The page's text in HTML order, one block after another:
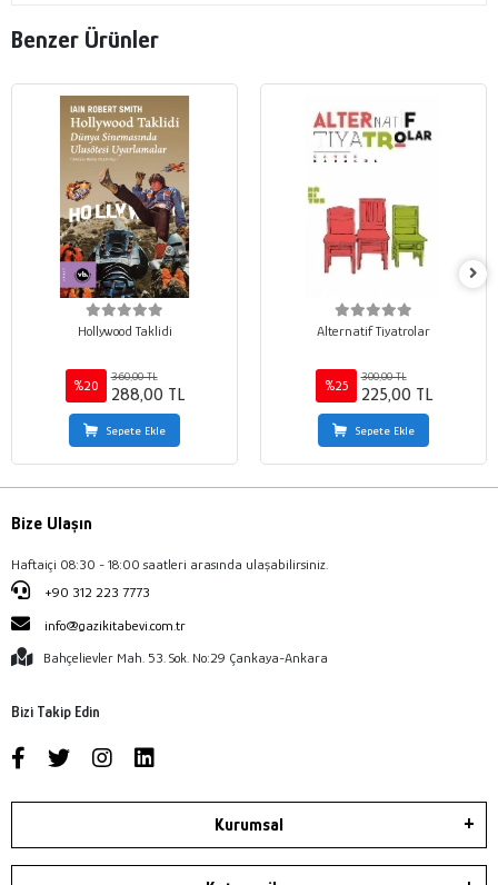
Benzer Ürünler
Hollywood Taklidi
%20
360,00 TL
288,00 TL
Sepete Ekle
Alternatif Tiyatrolar
%25
300,00 TL
225,00 TL
Sepete Ekle
Bize Ulaşın
Haftaiçi 08:30 - 18:00 saatleri arasında ulaşabilirsiniz.
+90 312 223 7773
info@gazikitabevi.com.tr
Bahçelievler Mah. 53. Sok. No:29 Çankaya-Ankara
Bizi Takip Edin
Kurumsal